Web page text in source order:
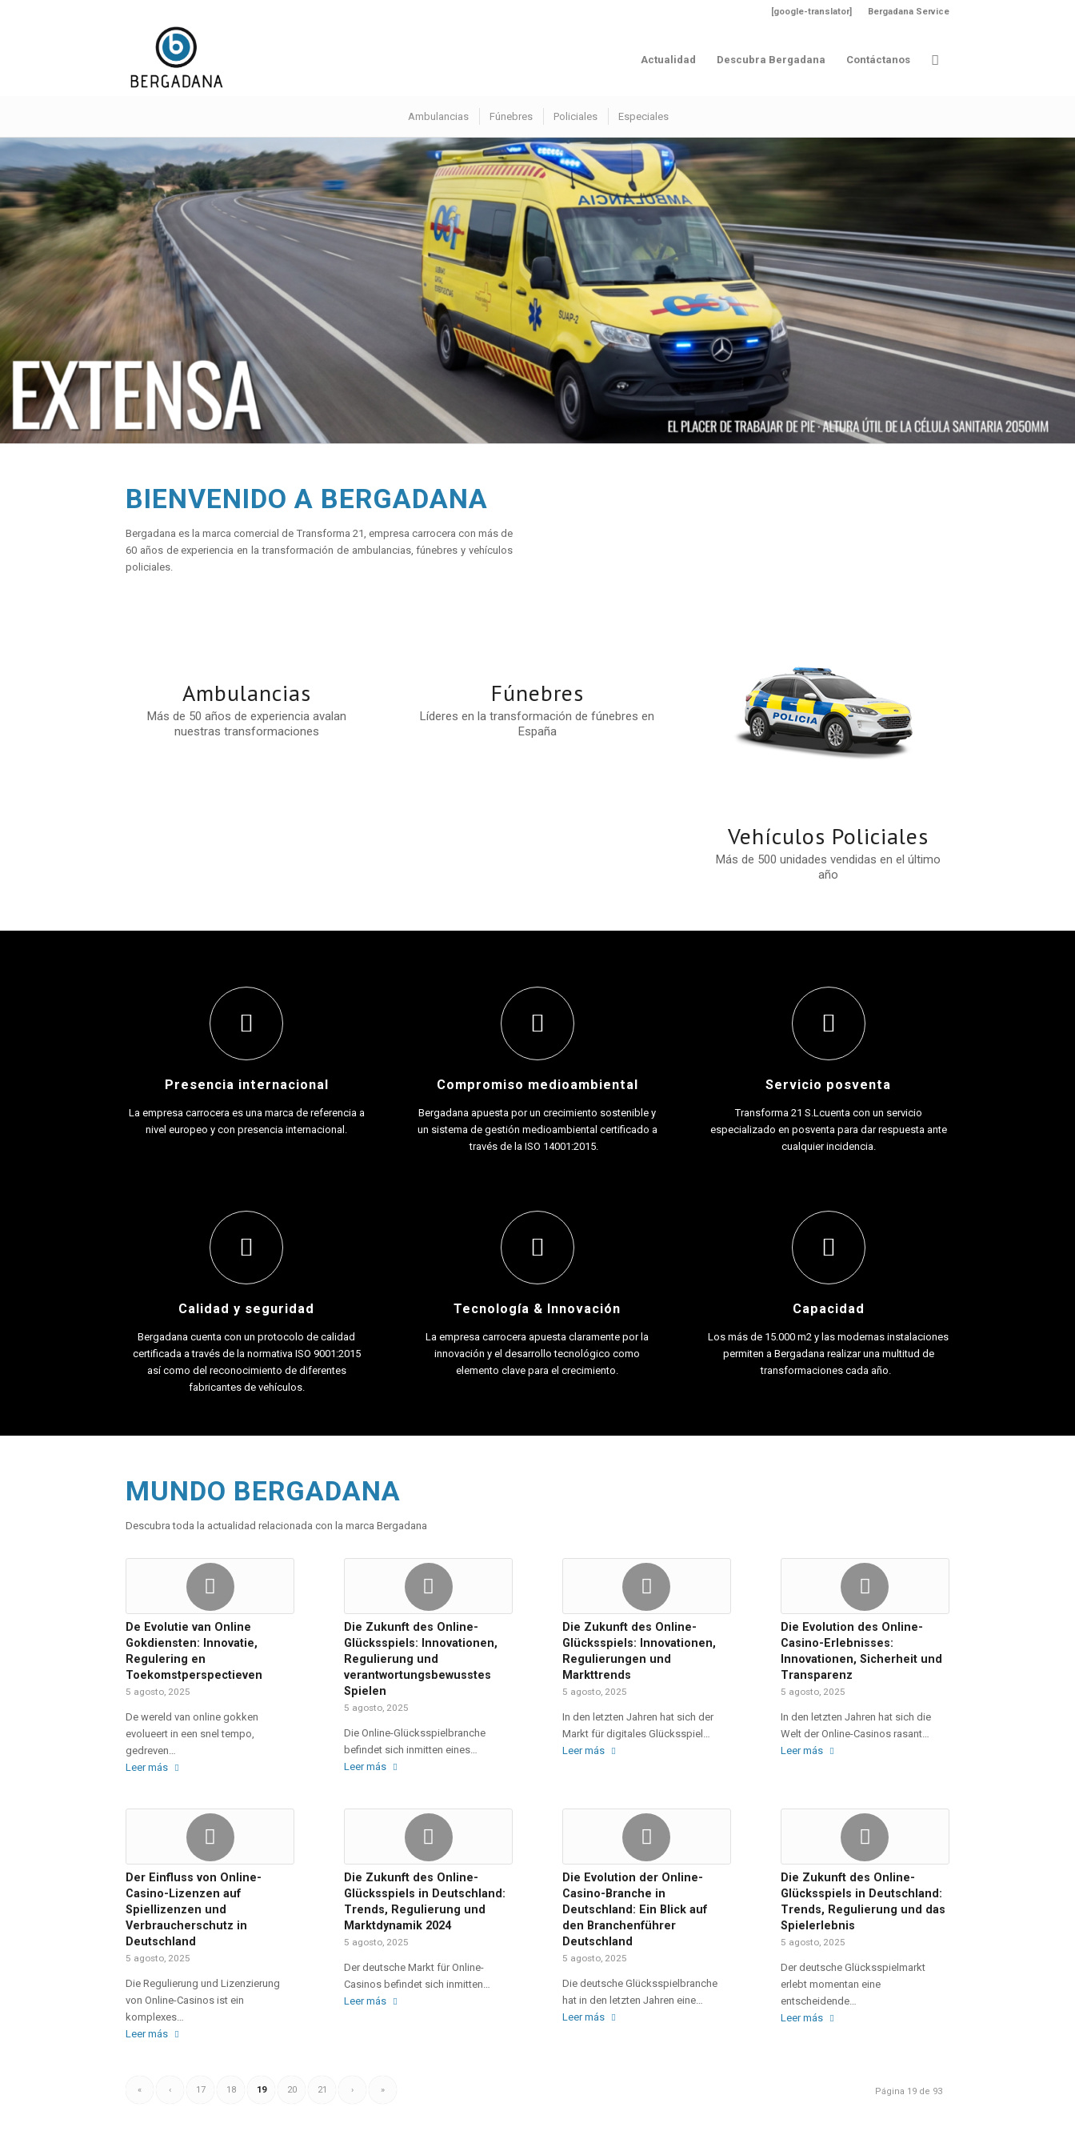
Bergadana Service
[google-translator]
Actualidad Descubra Bergadana Contáctanos
Ambulancias Fúnebres Policiales Especiales
BIENVENIDO A BERGADANA
Bergadana es la marca comercial de Transforma 21, empresa carrocera con más de
60 años de experiencia en la transformación de ambulancias, fúnebres y vehículos
policiales.
Ambulancias
Más de 50 años de experiencia avalan
nuestras transformaciones
Fúnebres
Líderes en la transformación de fúnebres en
España
Vehículos Policiales
Más de 500 unidades vendidas en el último
año
Presencia internacional
La empresa carrocera es una marca de referencia a
nivel europeo y con presencia internacional.
Compromiso medioambiental
Bergadana apuesta por un crecimiento sostenible y
un sistema de gestión medioambiental certificado a
través de la ISO 14001:2015.
Servicio posventa
Transforma 21 S.Lcuenta con un servicio
especializado en posventa para dar respuesta ante
cualquier incidencia.
Calidad y seguridad
Bergadana cuenta con un protocolo de calidad
certificada a través de la normativa ISO 9001:2015
así como del reconocimiento de diferentes
fabricantes de vehículos.
Tecnología & Innovación
La empresa carrocera apuesta claramente por la
innovación y el desarrollo tecnológico como
elemento clave para el crecimiento.
Capacidad
Los más de 15.000 m2 y las modernas instalaciones
permiten a Bergadana realizar una multitud de
transformaciones cada año.
MUNDO BERGADANA
Descubra toda la actualidad relacionada con la marca Bergadana
De Evolutie van Online
Gokdiensten: Innovatie,
Regulering en
Toekomstperspectieven
5 agosto, 2025
De wereld van online gokken
evolueert in een snel tempo,
gedreven…
Leer más
Die Zukunft des Online-
Glücksspiels: Innovationen,
Regulierung und
verantwortungsbewusstes
Spielen
5 agosto, 2025
Die Online-Glücksspielbranche
befindet sich inmitten eines…
Leer más
Die Zukunft des Online-
Glücksspiels: Innovationen,
Regulierungen und
Markttrends
5 agosto, 2025
In den letzten Jahren hat sich der
Markt für digitales Glücksspiel…
Leer más
Die Evolution des Online-
Casino-Erlebnisses:
Innovationen, Sicherheit und
Transparenz
5 agosto, 2025
In den letzten Jahren hat sich die
Welt der Online-Casinos rasant…
Leer más
Der Einfluss von Online-
Casino-Lizenzen auf
Spiellizenzen und
Verbraucherschutz in
Deutschland
5 agosto, 2025
Die Regulierung und Lizenzierung
von Online-Casinos ist ein
komplexes…
Leer más
Die Zukunft des Online-
Glücksspiels in Deutschland:
Trends, Regulierung und
Marktdynamik 2024
5 agosto, 2025
Der deutsche Markt für Online-
Casinos befindet sich inmitten…
Leer más
Die Evolution der Online-
Casino-Branche in
Deutschland: Ein Blick auf
den Branchenführer
Deutschland
5 agosto, 2025
Die deutsche Glücksspielbranche
hat in den letzten Jahren eine…
Leer más
Die Zukunft des Online-
Glücksspiels in Deutschland:
Trends, Regulierung und das
Spielerlebnis
5 agosto, 2025
Der deutsche Glücksspielmarkt
erlebt momentan eine
entscheidende…
Leer más
Página 19 de 93
« ‹ 17 18 19 20 21 › »